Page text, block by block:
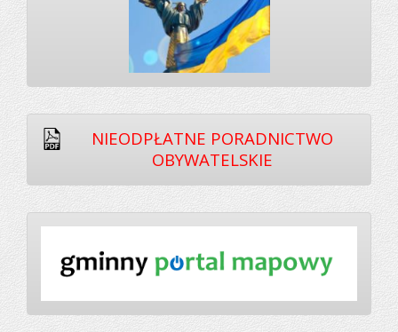
NIEODPŁATNE PORADNICTWO
OBYWATELSKIE